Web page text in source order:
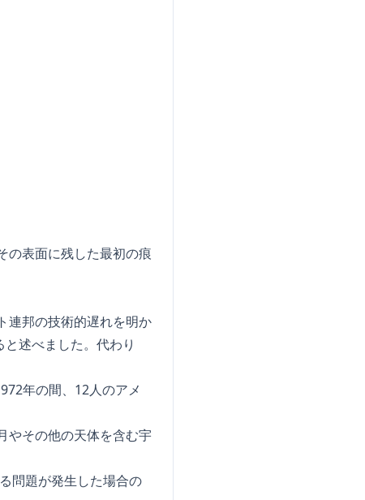
の表面に残した最初の痕
連邦の技術的遅れを明か
述べました。代わり
年の間、12人のアメ
やその他の天体を含む宇
問題が発生した場合の